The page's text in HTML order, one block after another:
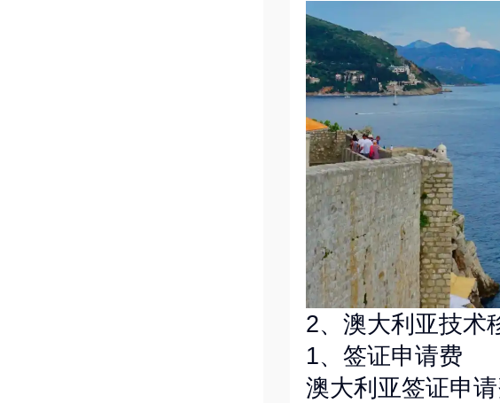
2、澳大利亚技术
1、签证申请费
澳大利亚签证申